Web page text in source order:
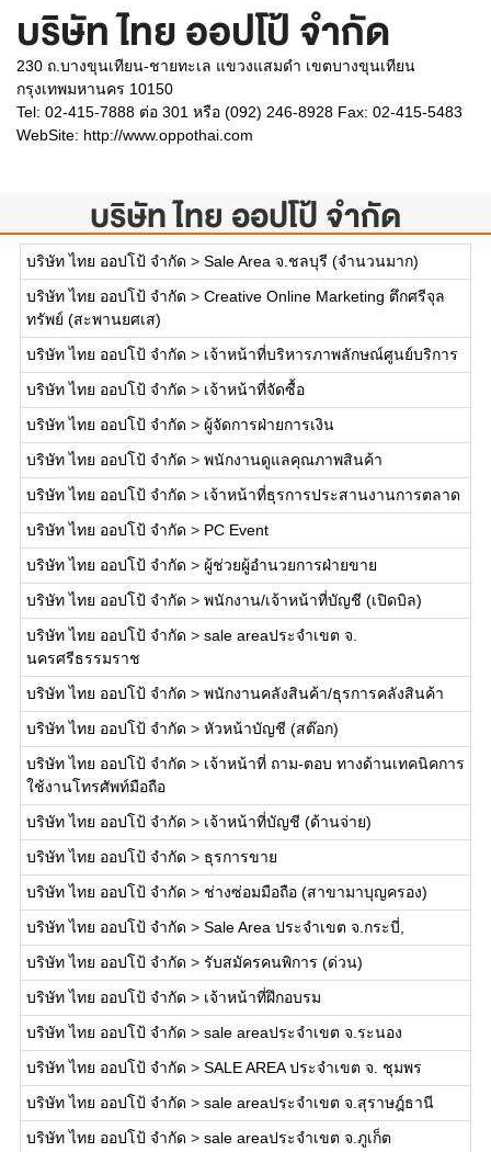
บริษัท ไทย ออปโป้ จำกัด
230 ถ.บางขุนเทียน-ชายทะเล แขวงแสมดำ เขตบางขุนเทียน
กรุงเทพมหานคร 10150
Tel: 02-415-7888 ต่อ 301 หรือ (092) 246-8928 Fax: 02-415-5483
WebSite: http://www.oppothai.com
บริษัท ไทย ออปโป้ จำกัด
บริษัท ไทย ออปโป้ จำกัด > Sale Area จ.ชลบุรี (จำนวนมาก)
บริษัท ไทย ออปโป้ จำกัด > Creative Online Marketing ตึกศรีจุล
ทรัพย์ (สะพานยศเส)
บริษัท ไทย ออปโป้ จำกัด > เจ้าหน้าที่บริหารภาพลักษณ์ศูนย์บริการ
บริษัท ไทย ออปโป้ จำกัด > เจ้าหน้าที่จัดซื้อ
บริษัท ไทย ออปโป้ จำกัด > ผู้จัดการฝ่ายการเงิน
บริษัท ไทย ออปโป้ จำกัด > พนักงานดูแลคุณภาพสินค้า
บริษัท ไทย ออปโป้ จำกัด > เจ้าหน้าที่ธุรการประสานงานการตลาด
บริษัท ไทย ออปโป้ จำกัด > PC Event
บริษัท ไทย ออปโป้ จำกัด > ผู้ช่วยผู้อำนวยการฝ่ายขาย
บริษัท ไทย ออปโป้ จำกัด > พนักงาน/เจ้าหน้าที่บัญชี (เปิดบิล)
บริษัท ไทย ออปโป้ จำกัด > sale areaประจำเขต จ.
นครศรีธรรมราช
บริษัท ไทย ออปโป้ จำกัด > พนักงานคลังสินค้า/ธุรการคลังสินค้า
บริษัท ไทย ออปโป้ จำกัด > หัวหน้าบัญชี (สต๊อก)
บริษัท ไทย ออปโป้ จำกัด > เจ้าหน้าที่ ถาม-ตอบ ทางด้านเทคนิคการ
ใช้งานโทรศัพท์มือถือ
บริษัท ไทย ออปโป้ จำกัด > เจ้าหน้าที่บัญชี (ด้านจ่าย)
บริษัท ไทย ออปโป้ จำกัด > ธุรการขาย
บริษัท ไทย ออปโป้ จำกัด > ช่างซ่อมมือถือ (สาขามาบุญครอง)
บริษัท ไทย ออปโป้ จำกัด > Sale Area ประจำเขต จ.กระบี่,
บริษัท ไทย ออปโป้ จำกัด > รับสมัครคนพิการ (ด่วน)
บริษัท ไทย ออปโป้ จำกัด > เจ้าหน้าที่ฝึกอบรม
บริษัท ไทย ออปโป้ จำกัด > sale areaประจำเขต จ.ระนอง
บริษัท ไทย ออปโป้ จำกัด > SALE AREA ประจำเขต จ. ชุมพร
บริษัท ไทย ออปโป้ จำกัด > sale areaประจำเขต จ.สุราษฎ์ธานี
บริษัท ไทย ออปโป้ จำกัด > sale areaประจำเขต จ.ภูเก็ต